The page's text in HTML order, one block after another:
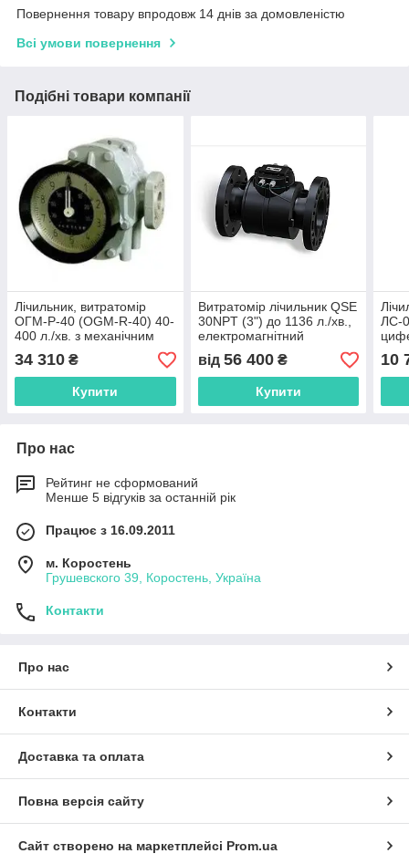
Повернення товару впродовж 14 днів за домовленістю
Всі умови повернення
Подібні товари компанії
Лічильник, витратомір
ОГМ-Р-40 (OGM-R-40) 40-
400 л./хв. з механічним
циферблатом
34 310 ₴
Купити
Витратомір лічильник QSE
30NPT (3") до 1136 л./хв.,
електромагнітний
від 56 400₴
Купити
ЛС-
10
Про нас
Рейтинг не сформований
Менше 5 відгуків за останній рік
Працює з 16.09.2011
м. Коростень
Грушевского 39, Коростень, Україна
Контакти
Про нас
Контакти
Доставка та оплата
Повна версія сайту
Сайт створено на маркетплейсі Prom.ua